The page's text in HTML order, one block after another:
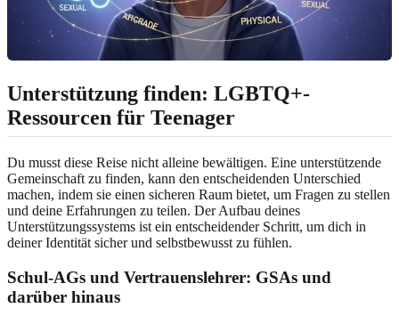
Unterstützung finden: LGBTQ+-
Ressourcen für Teenager
Du musst diese Reise nicht alleine bewältigen. Eine unterstützende
Gemeinschaft zu finden, kann den entscheidenden Unterschied
machen, indem sie einen sicheren Raum bietet, um Fragen zu stellen
und deine Erfahrungen zu teilen. Der Aufbau deines
Unterstützungssystems ist ein entscheidender Schritt, um dich in
deiner Identität sicher und selbstbewusst zu fühlen.
Schul-AGs und Vertrauenslehrer: GSAs und
darüber hinaus